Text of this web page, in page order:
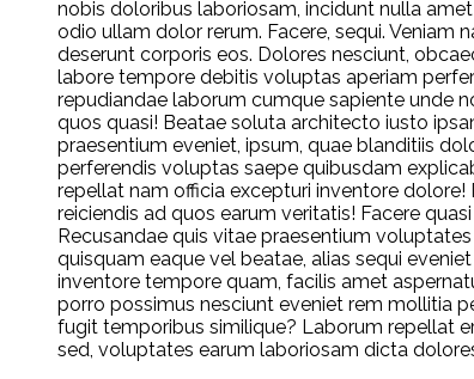
nobis doloribus laboriosam, incidunt nulla
odio ullam dolor rerum. Facere, sequi. Veniam
deserunt corporis eos. Dolores nesciunt,
labore tempore debitis voluptas aperiam
repudiandae laborum cumque sapiente unde
quos quasi! Beatae soluta architecto iusto
praesentium eveniet, ipsum, quae blanditiis
perferendis voluptas saepe quibusdam
repellat nam officia excepturi inventore dolore!
reiciendis ad quos earum veritatis! Facere
Recusandae quis vitae praesentium
quisquam eaque vel beatae, alias sequi
inventore tempore quam, facilis amet
porro possimus nesciunt eveniet rem mollitia
fugit temporibus similique? Laborum repellat
sed, voluptates earum laboriosam dicta